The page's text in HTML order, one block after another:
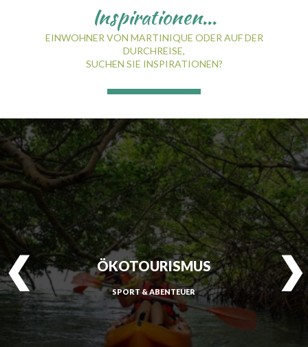
Inspirationen...
EINWOHNER VON MARTINIQUE ODER AUF DER
DURCHREISE,
SUCHEN SIE INSPIRATIONEN?
ÖKOTOURISMUS
SPORT & ABENTEUER